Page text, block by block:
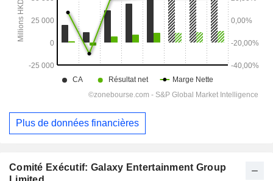
Comité Exécutif: Galaxy Entertainment Group
Plus de données financières